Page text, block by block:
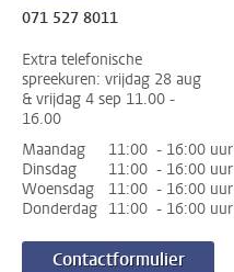
071 527 8011
Extra telefonische
spreekuren: vrijdag 28 aug
& vrijdag 4 sep 11.00 -
16.00
Maandag
11:00 - 16:00 uur
Dinsdag
11:00 - 16:00 uur
Woensdag
11:00 - 16:00 uur
Donderdag 11:00 - 16:00 uur
Contactformulier